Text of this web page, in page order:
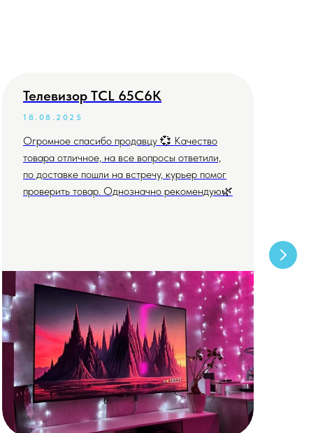
Телевизор TCL 65C6K
18.08.2025
Огромное спасибо продавцу 💞 Качество
товара отличное, на все вопросы ответили,
по доставке пошли на встречу, курьер помог
проверить товар. Однозначно рекомендую🌿